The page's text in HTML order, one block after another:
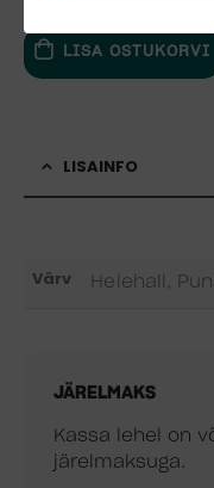
LISA OSTUKORVI
LISAINFO
Värv Helehall,
JÄRELMAKS
Kassa lehel on
järelmaksuga.